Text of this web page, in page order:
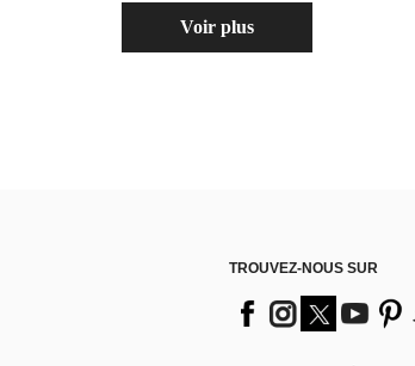
Voir plus
TROUVEZ-NOUS SUR